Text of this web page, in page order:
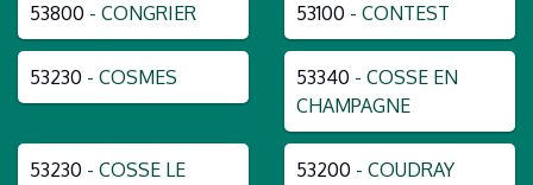
53800 - CONGRIER 53100 - CONTEST
53230 - COSMES 53340 - COSSE EN
CHAMPAGNE
53230 - COSSE LE
53200 - COUDRAY